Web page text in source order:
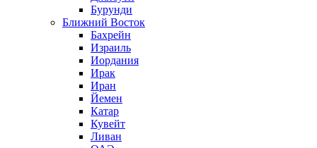
Бурунди
Ближний Восток
Бахрейн
Израиль
Иордания
Ирак
Иран
Йемен
Катар
Кувейт
Ливан